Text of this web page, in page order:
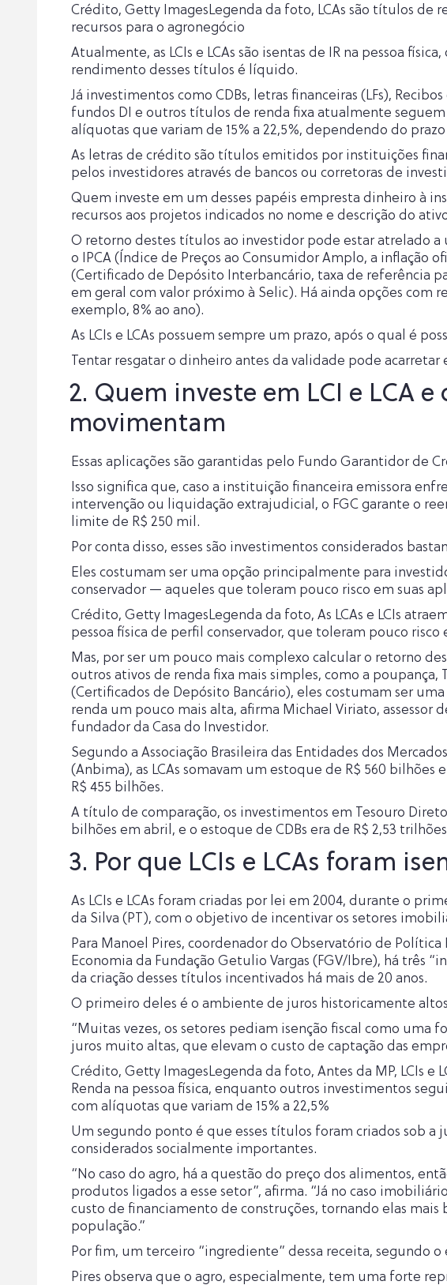
Crédito, Getty ImagesLegenda da foto, LCAs são títulos de
recursos para o agronegócio
Atualmente, as LCIs e LCAs são isentas de IR na pessoa
rendimento desses títulos é líquido.
Já investimentos como CDBs, letras financeiras (LFs),
fundos DI e outros títulos de renda fixa atualmente seguem
alíquotas que variam de 15% a 22,5%, dependendo do
As letras de crédito são títulos emitidos por instituições
pelos investidores através de bancos ou corretoras de
Quem investe em um desses papéis empresta dinheiro à
recursos aos projetos indicados no nome e descrição do
O retorno destes títulos ao investidor pode estar atrelado
o IPCA (Índice de Preços ao Consumidor Amplo, a inflação
(Certificado de Depósito Interbancário, taxa de referência
em geral com valor próximo à Selic). Há ainda opções com
exemplo, 8% ao ano).
As LCIs e LCAs possuem sempre um prazo, após o qual é
Tentar resgatar o dinheiro antes da validade pode acarretar
2. Quem investe em LCI e LCA
movimentam
Essas aplicações são garantidas pelo Fundo Garantidor de
Isso significa que, caso a instituição financeira emissora
intervenção ou liquidação extrajudicial, o FGC garante o
limite de R$ 250 mil.
Por conta disso, esses são investimentos considerados
Eles costumam ser uma opção principalmente para
conservador — aqueles que toleram pouco risco em suas
Crédito, Getty ImagesLegenda da foto, As LCAs e LCIs
pessoa física de perfil conservador, que toleram pouco risco
Mas, por ser um pouco mais complexo calcular o retorno
outros ativos de renda fixa mais simples, como a poupança,
(Certificados de Depósito Bancário), eles costumam ser
renda um pouco mais alta, afirma Michael Viriato, assessor
fundador da Casa do Investidor.
Segundo a Associação Brasileira das Entidades dos
(Anbima), as LCAs somavam um estoque de R$ 560 bilhões
R$ 455 bilhões.
A título de comparação, os investimentos em Tesouro
bilhões em abril, e o estoque de CDBs era de R$ 2,53
3. Por que LCIs e LCAs foram
As LCIs e LCAs foram criadas por lei em 2004, durante o
da Silva (PT), com o objetivo de incentivar os setores
Para Manoel Pires, coordenador do Observatório de
Economia da Fundação Getulio Vargas (FGV/Ibre), há três
da criação desses títulos incentivados há mais de 20 anos.
O primeiro deles é o ambiente de juros historicamente
“Muitas vezes, os setores pediam isenção fiscal como uma
juros muito altas, que elevam o custo de captação das
Crédito, Getty ImagesLegenda da foto, Antes da MP, LCIs e
Renda na pessoa física, enquanto outros investimentos
com alíquotas que variam de 15% a 22,5%
Um segundo ponto é que esses títulos foram criados sob a
considerados socialmente importantes.
“No caso do agro, há a questão do preço dos alimentos,
produtos ligados a esse setor”, afirma. “Já no caso
custo de financiamento de construções, tornando elas mais
população.”
Por fim, um terceiro “ingrediente” dessa receita, segundo o
Pires observa que o agro, especialmente, tem uma forte